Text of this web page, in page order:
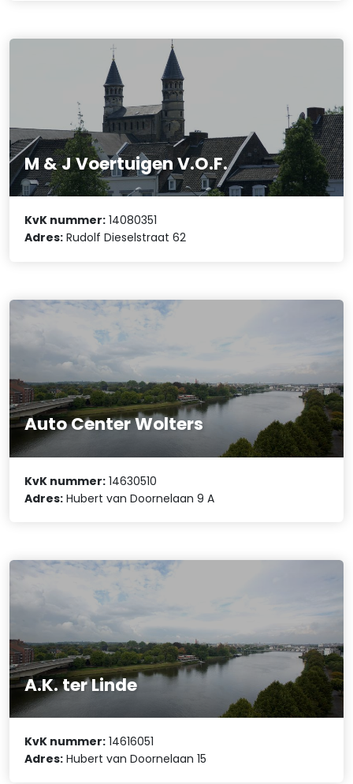
M & J Voertuigen V.O.F.
KvK nummer: 14080351
Adres: Rudolf Dieselstraat 62
Auto Center Wolters
KvK nummer: 14630510
Adres: Hubert van Doornelaan 9 A
A.K. ter Linde
KvK nummer: 14616051
Adres: Hubert van Doornelaan 15